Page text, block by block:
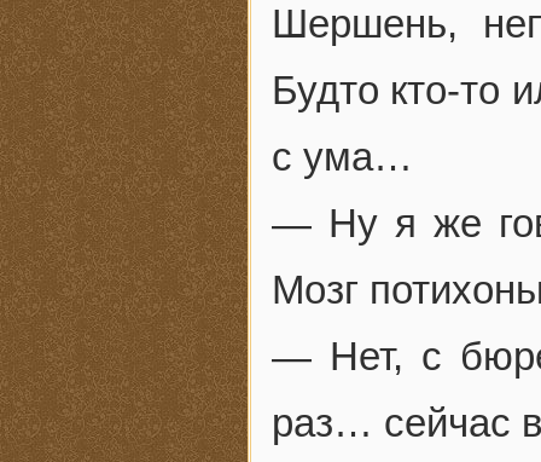
Шершень,
Будто кто-то
с ума…
— Ну я же
Мозг
— Нет, с
раз… сейчас